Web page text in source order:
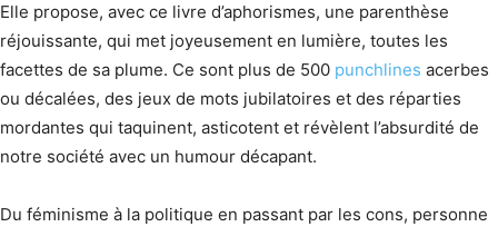
Elle propose, avec ce livre d’aphorismes, une parenthèse
réjouissante, qui met joyeusement en lumière, toutes les
facettes de sa plume. Ce sont plus de 500 punchlines acerbes
ou décalées, des jeux de mots jubilatoires et des réparties
mordantes qui taquinent, asticotent et révèlent l’absurdité de
notre société avec un humour décapant.
Du féminisme à la politique en passant par les cons, personne